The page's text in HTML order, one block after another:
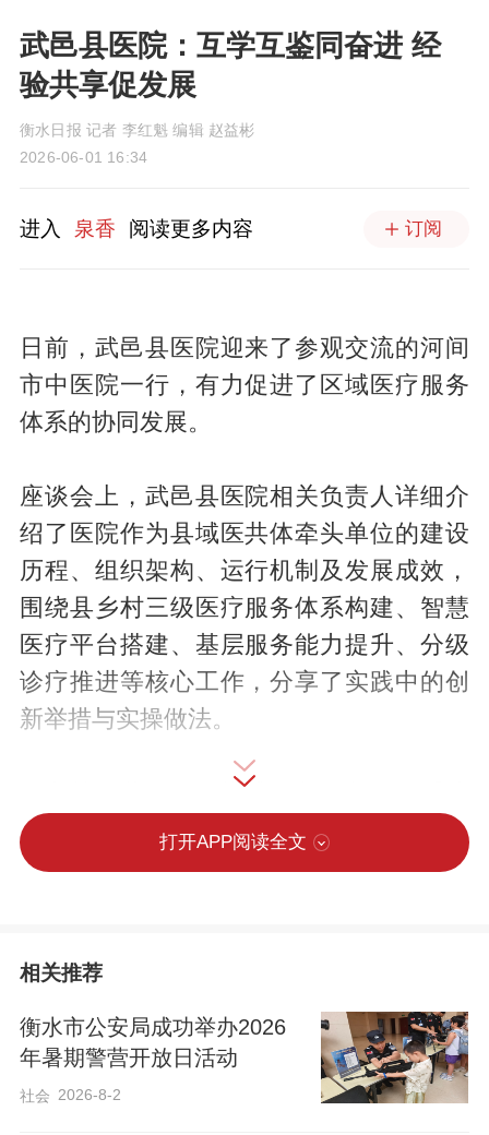
武邑县医院：互学互鉴同奋进 经
验共享促发展
衡水日报 记者 李红魁 编辑 赵益彬
2026-06-01 16:34
进入 泉香 阅读更多内容 订阅
日前，武邑县医院迎来了参观交流的河间
市中医院一行，有力促进了区域医疗服务
体系的协同发展。
座谈会上，武邑县医院相关负责人详细介
绍了医院作为县域医共体牵头单位的建设
历程、组织架构、运行机制及发展成效，
围绕县乡村三级医疗服务体系构建、智慧
医疗平台搭建、基层服务能力提升、分级
诊疗推进等核心工作，分享了实践中的创
新举措与实操做法。
双方就医共体管理模式、急诊急救体系建
设、远程医疗服务、慢病规范化管理、人
才培养与资源共享等关键问题展开深入交
点、堵点问题现场提问，武邑县医院相关
科室负责人逐一细致解答，分享实践心
得。
打开APP阅读全文
相关推荐
衡水市公安局成功举办2026
年暑期警营开放日活动
社会 2026-8-2